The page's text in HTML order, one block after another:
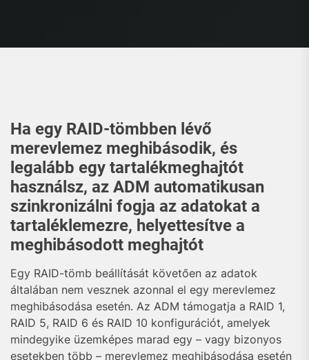
Ha egy RAID-tömbben lévő
merevlemez meghibásodik, és
legalább egy tartalékmeghajtót
használsz, az ADM automatikusan
szinkronizálni fogja az adatokat a
tartaléklemezre, helyettesítve a
meghibásodott meghajtót
Egy RAID-tömb beállítását követően az adatok
általában nem vesznek azonnal el egy merevlemez
meghibásodása esetén. Az ADM támogatja a RAID 1,
RAID 5, RAID 6 és RAID 10 konfigurációt, amelyek
mindegyike üzemképes marad egy – vagy bizonyos
esetekben több – merevlemez meghibásodása esetén